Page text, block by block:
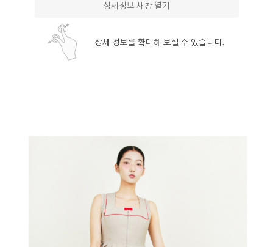
상세정보 새창 열기
상세 정보를 확대해 보실 수 있습니다.